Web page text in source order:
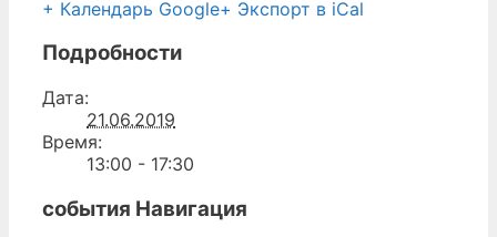
+ Календарь Google+ Экспорт в iCal
Подробности
Дата:
21.06.2019
Время:
13:00 - 17:30
события Навигация